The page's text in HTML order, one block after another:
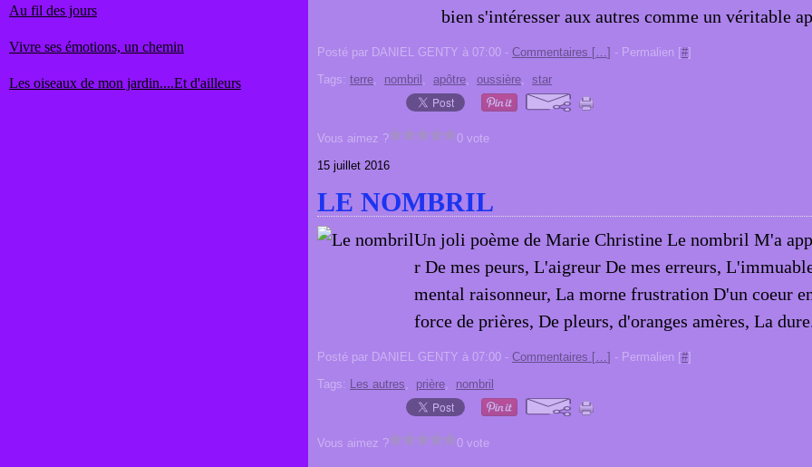
Au fil des jours
Vivre ses émotions, un chemin
Les oiseaux de mon jardin....Et d'ailleurs
bien s'intéresser aux autres comme un véritable
Posté par DANIEL GENTY à 07:00 - Commentaires […] - Permalien [#]
Tags: terre, nombril , apôtre, oussière, star
Vous aimez ?
0 vote
15 juillet 2016
LE NOMBRIL
Un joli poème de Marie Christine Le nombril M'a
r De mes peurs, L'aigreur De mes erreurs,
mental raisonneur, La morne frustration D'un coeur
force de prières, De pleurs, d'oranges amères, La
Posté par DANIEL GENTY à 07:00 - Commentaires […] - Permalien [#]
Tags: Les autres, prière, nombril
Vous aimez ? 0 vote